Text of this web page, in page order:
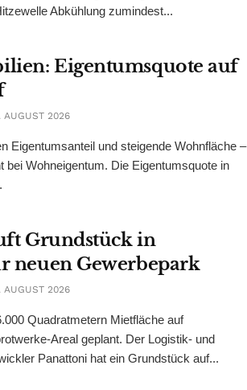
Abkühlung zumindest...
Eigentumsquote auf
2026
Eigentumsanteil und steigende Wohnfläche –
bei Wohneigentum. Die Eigentumsquote in
Grundstück in
neuen Gewerbepark
2026
Quadratmetern Mietfläche auf
Areal geplant. Der Logistik- und
Panattoni hat ein Grundstück auf...